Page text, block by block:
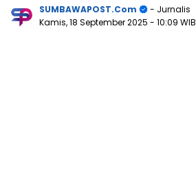
SUMBAWAPOST.com
- Jurnalis
Kamis, 18 September 2025 - 10:09 WIB